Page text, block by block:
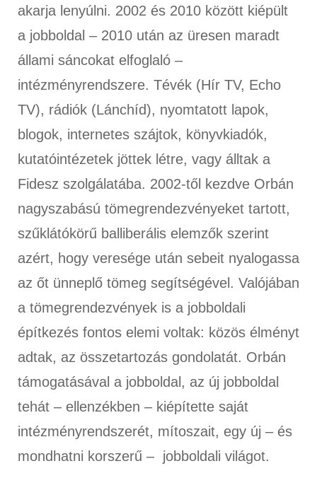
akarja lenyúlni. 2002 és 2010 között kiépült
a jobboldal – 2010 után az üresen maradt
állami sáncokat elfoglaló –
intézményrendszere. Tévék (Hír TV, Echo
TV), rádiók (Lánchíd), nyomtatott lapok,
blogok, internetes szájtok, könyvkiadók,
kutatóintézetek jöttek létre, vagy álltak a
Fidesz szolgálatába. 2002-től kezdve Orbán
nagyszabású tömegrendezvényeket tartott,
szűklátókörű balliberális elemzők szerint
azért, hogy veresége után sebeit nyalogassa
az őt ünneplő tömeg segítségével. Valójában
a tömegrendezvények is a jobboldali
építkezés fontos elemi voltak: közös élményt
adtak, az összetartozás gondolatát. Orbán
támogatásával a jobboldal, az új jobboldal
tehát – ellenzékben – kiépítette saját
intézményrendszerét, mítoszait, egy új – és
mondhatni korszerű – jobboldali világot.